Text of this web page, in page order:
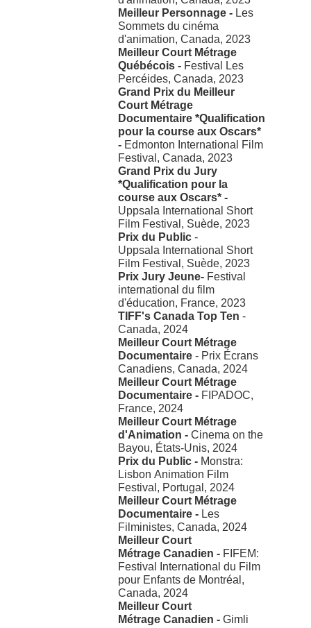
Meilleur Personnage - Les
Sommets du cinéma
d'animation, Canada, 2023
Meilleur Court Métrage
Québécois - Festival Les
Percéides, Canada, 2023
Grand Prix du Meilleur
Court Métrage
Documentaire *Qualification
pour la course aux Oscars*
- Edmonton International Film
Festival, Canada, 2023
Grand Prix du Jury
*Qualification pour la
course aux Oscars* -
Uppsala International Short
Film Festival, Suède, 2023
Prix du Public-
Uppsala International Short
Film Festival, Suède, 2023
Prix Jury Jeune- Festival
international du film
d'éducation, France, 2023
TIFF's Canada Top Ten -
Canada, 2024
Meilleur Court Métrage
Documentaire - Prix Écrans
Canadiens, Canada, 2024
Meilleur Court Métrage
Documentaire - FIPADOC,
France, 2024
Meilleur Court Métrage
d'Animation - Cinema on the
Bayou, États-Unis, 2024
Prix du Public - Monstra:
Lisbon Animation Film
Festival, Portugal, 2024
Meilleur Court Métrage
Documentaire - Les
Filministes, Canada, 2024
Meilleur Court
Métrage Canadien - FIFEM:
Festival International du Film
pour Enfants de Montréal,
Canada, 2024
Meilleur Court
Métrage Canadien - Gimli